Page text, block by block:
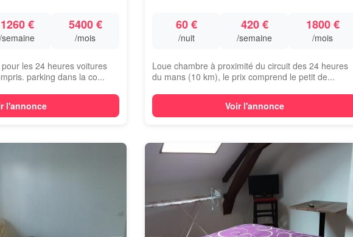
1260 €
/semaine
5400 €
/mois
les 24 heures voitures
parking dans la co...
l'annonce
60 €
/nuit
420 €
/semaine
1800 €
/mois
Loue chambre à proximité du circuit des 24 heures
du mans (10 km), le prix comprend le petit de...
Voir l'annonce